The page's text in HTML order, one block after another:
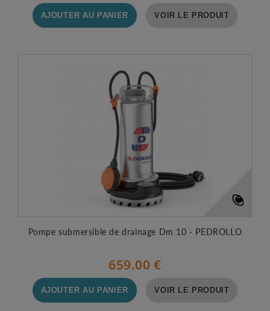
AJOUTER AU PANIER VOIR LE PRODUIT
Pompe submersible de drainage Dm 10 - PEDROLLO
659.00 €
AJOUTER AU PANIER VOIR LE PRODUIT